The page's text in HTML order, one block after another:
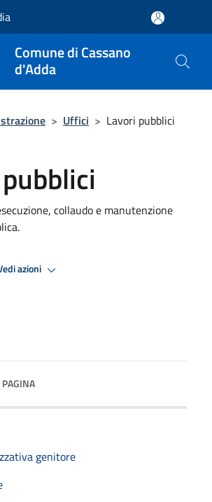
Comune di Cassano
d'Adda
> Uffici > Lavori pubblici
collaudo e manutenzione
azioni
genitore